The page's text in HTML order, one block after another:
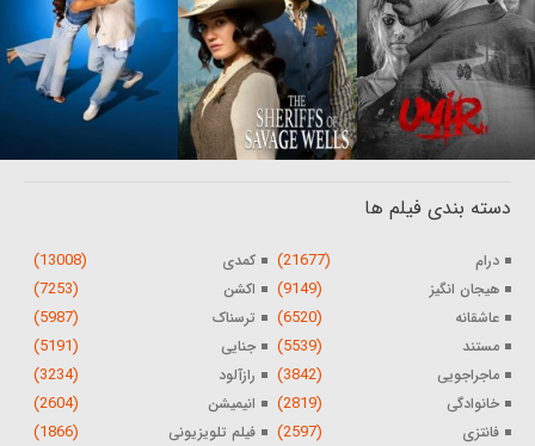
دسته بندی فیلم ها
درام (21677) کمدی (13008)
هیجان انگیز (9149) اکشن (7253)
عاشقانه (6520) ترسناک (5987)
مستند (5539) جنایی (5191)
ماجراجویی (3842) رازآلود (3234)
خانوادگی (2819) انیمیشن (2604)
فانتزی (2597) فیلم تلویزیونی (1866)